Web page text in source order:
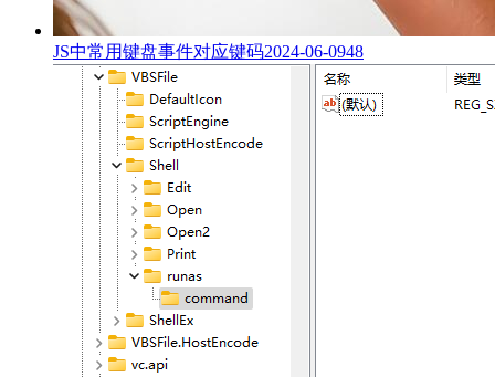
JS中常用键盘事件对应键码2024-06-0948